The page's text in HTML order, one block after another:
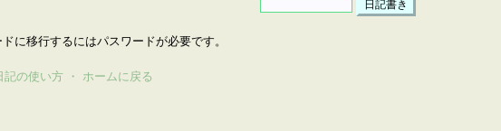
に移行するにはパスワードが必要です。
記の使い方 ・ ホームに戻る